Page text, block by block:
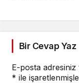
Bir Cevap Yaz
E-posta adresiniz
* ile